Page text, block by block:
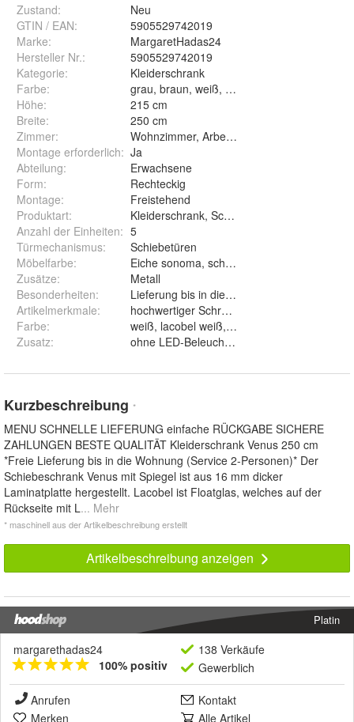
Zustand:
Neu
GTIN / EAN:
5905529742019
Marke:
MargaretHadas24
Hersteller Nr.:
5905529742019
Kategorie:
Kleiderschrank
Farbe:
grau, braun, weiß, schwarz,
Höhe:
215 cm
Breite:
250 cm
Zimmer:
Wohnzimmer, Arbeitszimmer, Schlafzimmer,
Montage erforderlich: Ja
Abteilung:
Erwachsene
Form:
Rechteckig
Montage:
Freistehend
Produktart:
Kleiderschrank, Schiebetürenschrank,
Anzahl der Einheiten: 5
Türmechanismus:
Schiebetüren
Möbelfarbe:
Eiche sonoma, schwarz, weiß
Zusätze:
Metall
Besonderheiten:
Lieferung bis in die Wohnung
Artikelmerkmale:
hochwertiger Schrank, Designer Schrank,
Farbe:
weiß, lacobel weiß, weiß, lacobel grau,
Zusatz:
Kurzbeschreibung *
MENU SCHNELLE LIEFERUNG einfache RÜCKGABE SICHERE
ZAHLUNGEN BESTE QUALITÄT Kleiderschrank Venus 250 cm
*Freie Lieferung bis in die Wohnung (Service 2-Personen)* Der
Schiebeschrank Venus mit Spiegel ist aus 16 mm dicker
Laminatplatte hergestellt. Lacobel ist Floatglas, welches auf der
Rückseite mit L... Mehr
* maschinell aus der Artikelbeschreibung erstellt
Artikelbeschreibung anzeigen
Platin
margarethadas24
100% positiv
138 Verkäufe
Gewerblich
Anrufen
Kontakt
Merken
Alle Artikel